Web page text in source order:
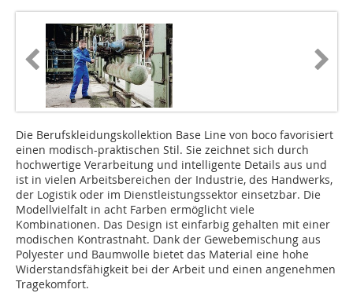
Die Berufskleidungskollektion Base Line von boco favorisiert
einen modisch-praktischen Stil. Sie zeichnet sich durch
hochwertige Verarbeitung und intelligente Details aus und
ist in vielen Arbeitsbereichen der Industrie, des Handwerks,
der Logistik oder im Dienstleistungssektor einsetzbar. Die
Modellvielfalt in acht Farben ermöglicht viele
Kombinationen. Das Design ist einfarbig gehalten mit einer
modischen Kontrastnaht. Dank der Gewebemischung aus
Polyester und Baumwolle bietet das Material eine hohe
Widerstandsfähigkeit bei der Arbeit und einen angenehmen
Tragekomfort.